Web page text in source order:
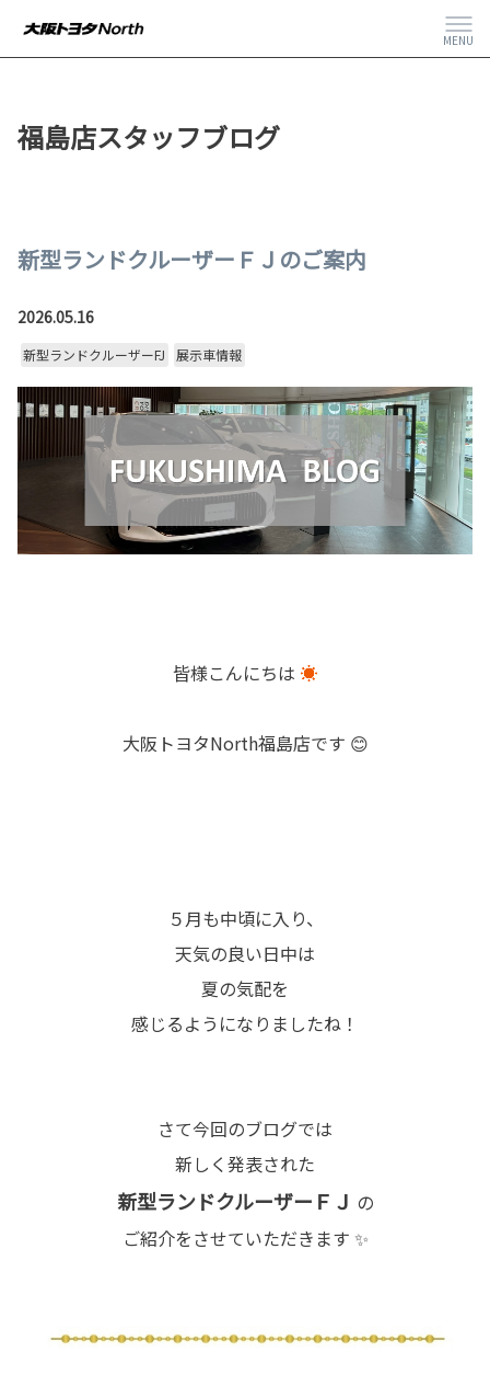
MENU
福島店スタッフブログ
新型ランドクルーザーＦＪのご案内
2026.05.16
新型ランドクルーザーFJ 展示車情報
皆様こんにちは ☀
大阪トヨタNorth福島店です 😊
５月も中頃に入り、
天気の良い日中は
夏の気配を
感じるようになりましたね！
さて今回のブログでは
新しく発表された
新型ランドクルーザーＦＪ の
ご紹介をさせていただきます ✨